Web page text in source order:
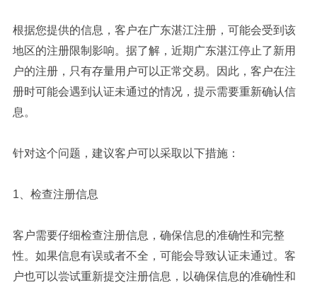
根据您提供的信息，客户在广东湛江注册，可能会受到该
地区的注册限制影响。据了解，近期广东湛江停止了新用
户的注册，只有存量用户可以正常交易。因此，客户在注
册时可能会遇到认证未通过的情况，提示需要重新确认信
息。
针对这个问题，建议客户可以采取以下措施：
1、检查注册信息
客户需要仔细检查注册信息，确保信息的准确性和完整
性。如果信息有误或者不全，可能会导致认证未通过。客
户也可以尝试重新提交注册信息，以确保信息的准确性和